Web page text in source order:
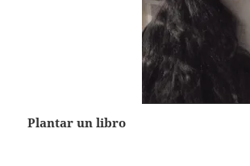
Plantar un libro